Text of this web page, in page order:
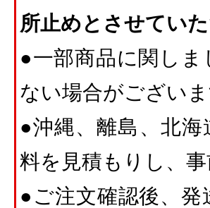
所止めとさせていた
●一部商品に関し
ない場合がございま
●沖縄、離島、北
料を見積もりし、
●ご注文確認後、